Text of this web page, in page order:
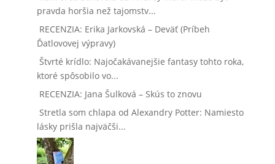
pravda horšia než tajomstv...
RECENZIA: Erika Jarkovská – Deväť (Príbeh
Ďatlovovej výpravy)
Štvrté krídlo: Najočakávanejšie fantasy tohto roka,
ktoré spôsobilo vo...
RECENZIA: Jana Šulková – Skús to znovu
Stretla som chlapa od Alexandry Potter: Namiesto
lásky prišla najväčši...